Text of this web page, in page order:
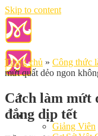
Skip to content
Giới Thiệu
Giảng Viên
Trang chủ » Công thức
mứt quất dẻo ngon
Cách làm mứt
đắng dịp tết